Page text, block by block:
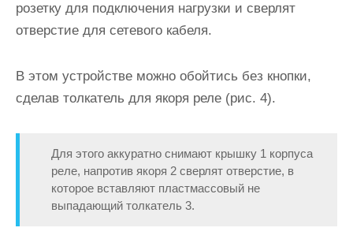
розетку для подключения нагрузки и сверлят
отверстие для сетевого кабеля.
В этом устройстве можно обойтись без кнопки,
сделав толкатель для якоря реле (рис. 4).
Для этого аккуратно снимают крышку 1 корпуса
реле, напротив якоря 2 сверлят отверстие, в
которое вставляют пластмассовый не
выпадающий толкатель 3.